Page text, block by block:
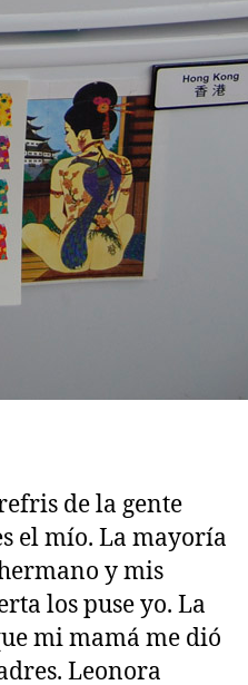
de la gente
el mío. La mayoría
y mis
los puse yo. La
mi mamá me dió
Leonora